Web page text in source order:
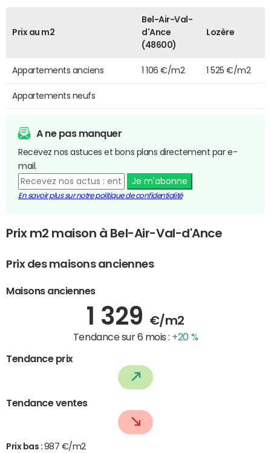
Prix au m2
Bel-Air-Val-
d'Ance
(48600)
Lozère
Appartements anciens 1 106 €/m2 1 525 €/m2
Appartements neufs
A ne pas manquer
Recevez nos astuces et bons plans directement par e-
mail.
Je m'abonne
En savoir plus sur notre politique de confidentialité
Prix m2 maison à Bel-Air-Val-d'Ance
Prix des maisons anciennes
Maisons anciennes
1 329 €/m2
Tendance sur 6 mois : +20 %
Tendance prix
Tendance ventes
Prix bas : 987 €/m2